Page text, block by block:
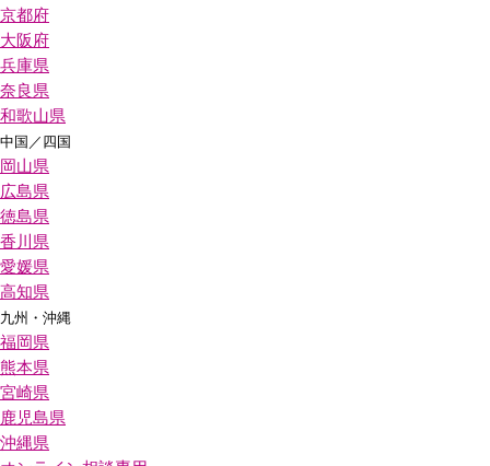
京都府
大阪府
兵庫県
奈良県
和歌山県
中国／四国
岡山県
広島県
徳島県
香川県
愛媛県
高知県
九州・沖縄
福岡県
熊本県
宮崎県
鹿児島県
沖縄県